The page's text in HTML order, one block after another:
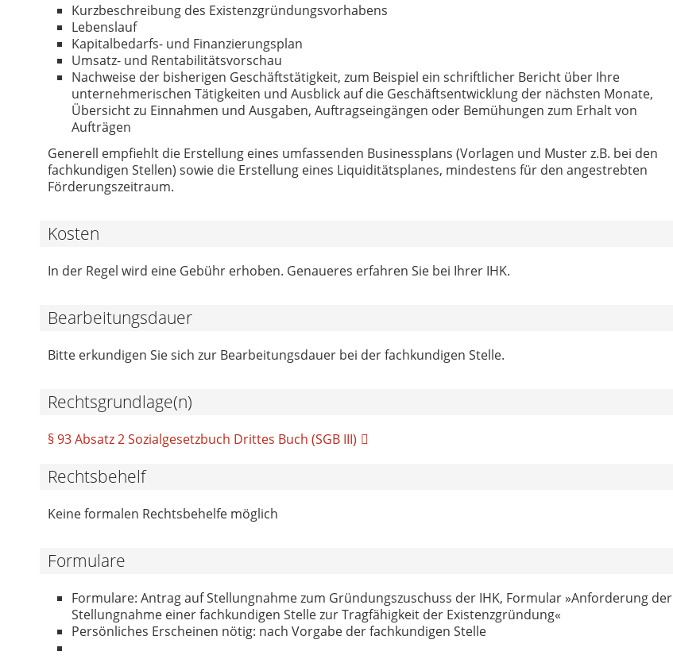
Kurzbeschreibung des Existenzgründungsvorhabens
Lebenslauf
Kapitalbedarfs- und Finanzierungsplan
Umsatz- und Rentabilitätsvorschau
Nachweise der bisherigen Geschäftstätigkeit, zum Beispiel ein schriftlicher Bericht über Ihre
unternehmerischen Tätigkeiten und Ausblick auf die Geschäftsentwicklung der nächsten Monate,
Übersicht zu Einnahmen und Ausgaben, Auftragseingängen oder Bemühungen zum Erhalt von
Aufträgen
Generell empfiehlt die Erstellung eines umfassenden Businessplans (Vorlagen und Muster z.B. bei den
fachkundigen Stellen) sowie die Erstellung eines Liquiditätsplanes, mindestens für den angestrebten
Förderungszeitraum.
Kosten
In der Regel wird eine Gebühr erhoben. Genaueres erfahren Sie bei Ihrer IHK.
Bearbeitungsdauer
Bitte erkundigen Sie sich zur Bearbeitungsdauer bei der fachkundigen Stelle.
Rechtsgrundlage(n)
§ 93 Absatz 2 Sozialgesetzbuch Drittes Buch (SGB III)
Rechtsbehelf
Keine formalen Rechtsbehelfe möglich
Formulare
Formulare: Antrag auf Stellungnahme zum Gründungszuschuss der IHK, Formular »Anforderung der
Stellungnahme einer fachkundigen Stelle zur Tragfähigkeit der Existenzgründung«
Persönliches Erscheinen nötig: nach Vorgabe der fachkundigen Stelle